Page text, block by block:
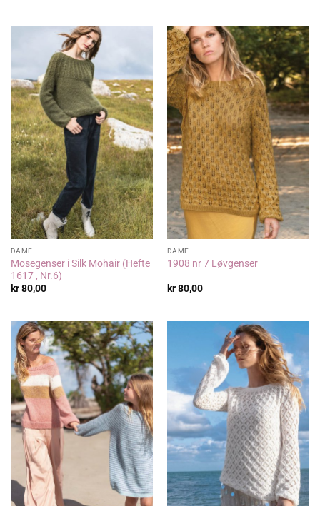
DAME
Mosegenser i Silk Mohair (Hefte
1617 , Nr.6)
kr80,00
DAME
1908 nr 7 Løvgenser
kr80,00